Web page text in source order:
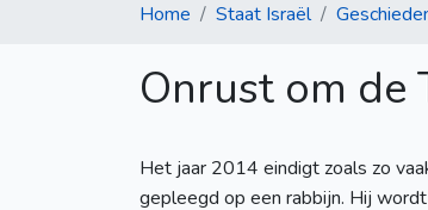
Home Staat Israël
Onrust om de
Het jaar 2014 eindigt zoals zo
gepleegd op een rabbijn. Hij